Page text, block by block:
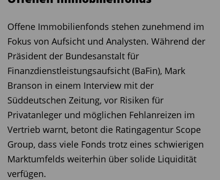
Offene Immobilienfonds stehen zunehmend im
Fokus von Aufsicht und Analysten. Während der
Präsident der Bundesanstalt für
Finanzdienstleistungsaufsicht (BaFin), Mark
Branson in einem Interview mit der
Süddeutschen Zeitung, vor Risiken für
Privatanleger und möglichen Fehlanreizen im
Vertrieb warnt, betont die Ratingagentur Scope
Group, dass viele Fonds trotz eines schwierigen
Marktumfelds weiterhin über solide Liquidität
verfügen.